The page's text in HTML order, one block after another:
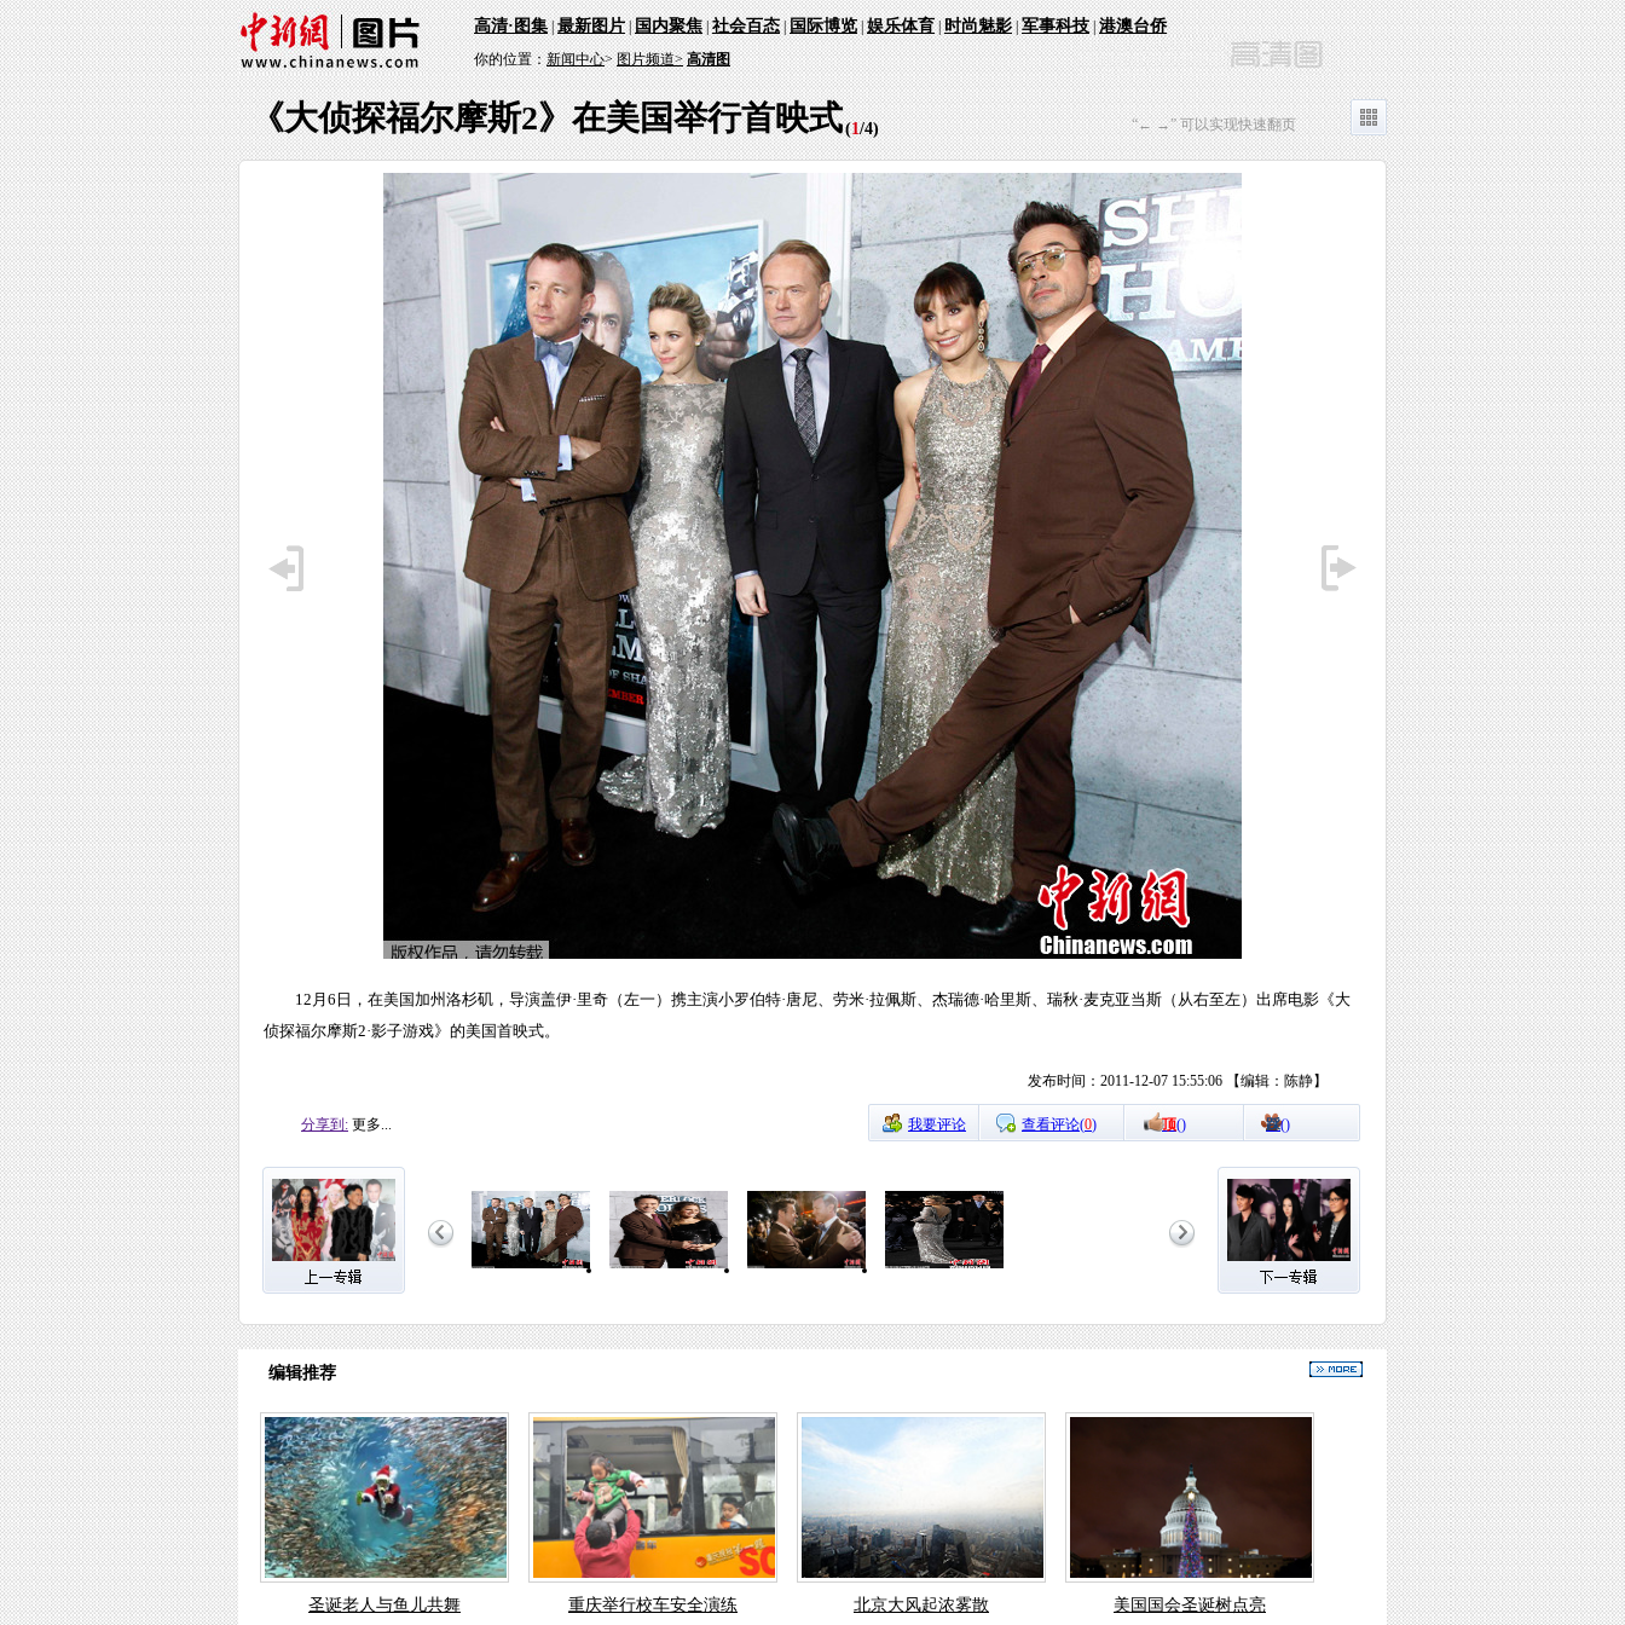
高清·图集|最新图片|国内聚焦|社会百态|国际博览|娱乐体育|时尚魅影|军事科技|港澳台侨
你的位置：新闻中心>图片频道> 高清图
《大侦探福尔摩斯2》在美国举行首映式(1/4) “← →” 可以实现快速翻页
12月6日，在美国加州洛杉矶，导演盖伊·里奇（左一）携主演小罗伯特·唐尼、劳米·拉佩斯、杰瑞德·哈里斯、瑞秋·麦克亚当斯（从右至左）出席电影《大
侦探福尔摩斯2·影子游戏》的美国首映式。
发布时间：2011-12-07 15:55:06 【编辑：陈静】
分享到: 更多... 我要评论 查看评论(0) 顶() 踩()
编辑推荐
圣诞老人与鱼儿共舞 重庆举行校车安全演练 北京大风起浓雾散 美国国会圣诞树点亮